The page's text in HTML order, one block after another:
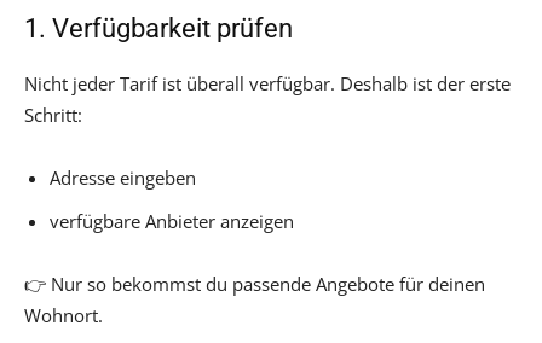
1. Verfügbarkeit prüfen
Nicht jeder Tarif ist überall verfügbar. Deshalb ist der erste
Schritt:
Adresse eingeben
verfügbare Anbieter anzeigen
👉 Nur so bekommst du passende Angebote für deinen
Wohnort.